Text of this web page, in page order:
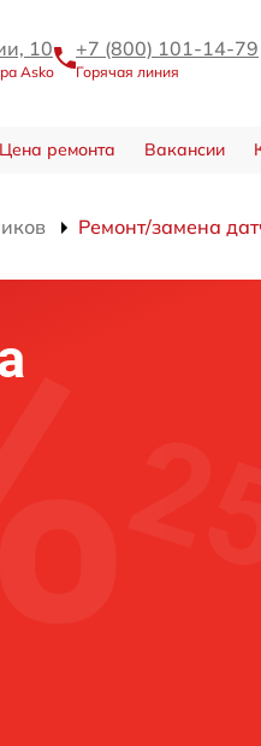
10
Asko
+7 (800) 101-14-79
Горячая линия
Цена ремонта Вакансии
Ремонт/замена